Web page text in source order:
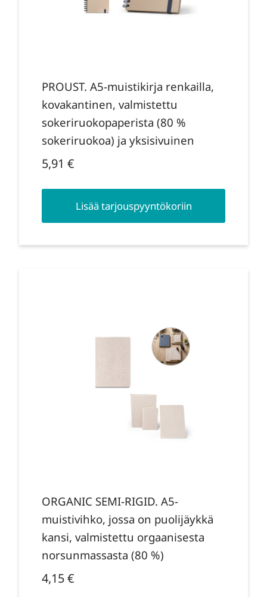
PROUST. A5-muistikirja renkailla,
kovakantinen, valmistettu
sokeriruokopaperista (80 %
sokeriruokoa) ja yksisivuinen
5,91 €
Lisää tarjouspyyntökoriin
ORGANIC SEMI-RIGID. A5-
muistivihko, jossa on puolijäykkä
kansi, valmistettu orgaanisesta
norsunmassasta (80 %)
4,15€